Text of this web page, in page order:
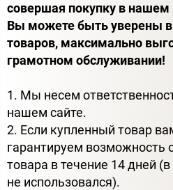
совершая покупку в нашем
Вы можете быть уверены в
товаров, максимально
грамотном обслуживании!
1. Мы несем
нашем сайте.
2. Если купленный товар
гарантируем возможность
товара в течение 14 дней
не использовался).